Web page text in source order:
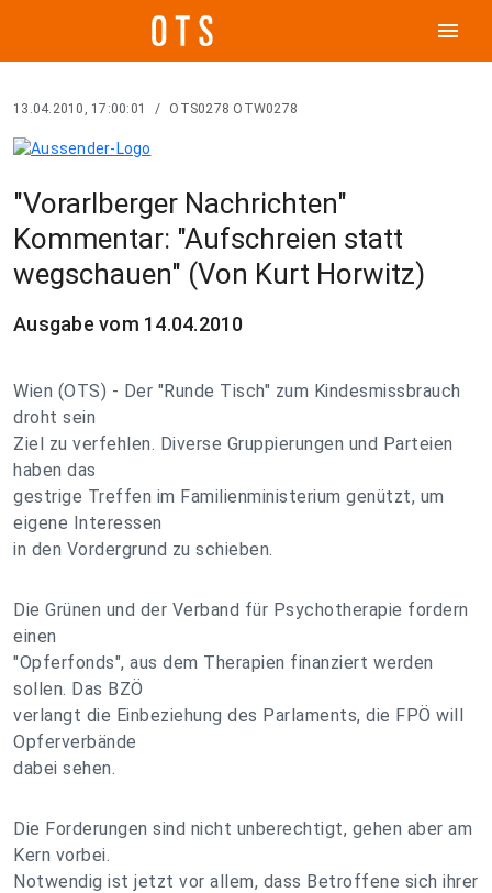
menu
13.04.2010, 17:00:01 / OTS0278 OTW0278
"Vorarlberger Nachrichten"
Kommentar: "Aufschreien statt
wegschauen" (Von Kurt Horwitz)
Ausgabe vom 14.04.2010
Wien (OTS) - Der "Runde Tisch" zum Kindesmissbrauch
droht sein
Ziel zu verfehlen. Diverse Gruppierungen und Parteien
haben das
gestrige Treffen im Familienministerium genützt, um
eigene Interessen
in den Vordergrund zu schieben.
Die Grünen und der Verband für Psychotherapie fordern
einen
"Opferfonds", aus dem Therapien finanziert werden
sollen. Das BZÖ
verlangt die Einbeziehung des Parlaments, die FPÖ will
Opferverbände
dabei sehen.
Die Forderungen sind nicht unberechtigt, gehen aber am
Kern vorbei.
Notwendig ist jetzt vor allem, dass Betroffene sich ihrer